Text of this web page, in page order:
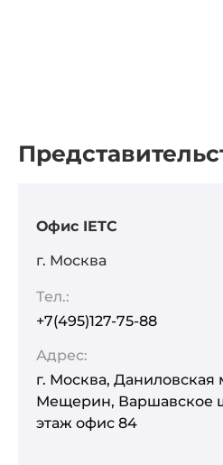
Офис IETC
г. Москва
Тел.:
+7(495)127-75-88
Адрес:
г. Москва,
Мещерин, Варшавское
этаж офис 84